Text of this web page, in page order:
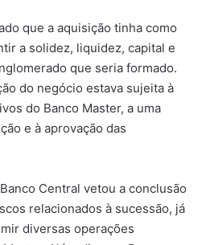
que a aquisição tinha como
a solidez, liquidez, capital e
que seria formado.
do negócio estava sujeita à
do Banco Master, a uma
e à aprovação das
Central vetou a conclusão
relacionados à sucessão, já
diversas operações